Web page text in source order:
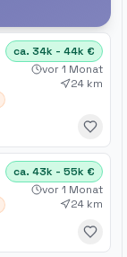
ca. 34k - 44k €
vor 1 Monat
24 km
ca. 43k - 55k €
vor 1 Monat
24 km